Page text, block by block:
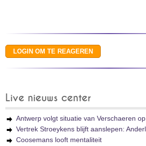
Live nieuws center
Antwerp volgt situatie van Verschaeren
Vertrek Stroeykens blijft aanslepen:
Coosemans looft mentaliteit